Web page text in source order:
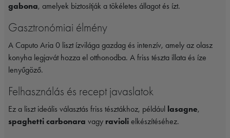
gabona, amelyek biztosítják a tökéletes állagot és ízt.
Gasztronómiai élmény
A Caputo Aria 0 liszt ízvilága gazdag és intenzív, amely az olasz
konyha legjavát hozza el otthonodba. A friss tészta illata és íze
lenyűgöző.
Felhasználás és recept javaslatok
Ez a liszt ideális választás friss tésztákhoz, például lasagne,
spaghetti carbonara vagy ravioli elkészítéséhez.